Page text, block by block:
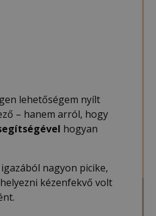
lehetőségem nyílt
– hanem arról, hogy
hogyan
nagyon picike,
kézenfekvő volt